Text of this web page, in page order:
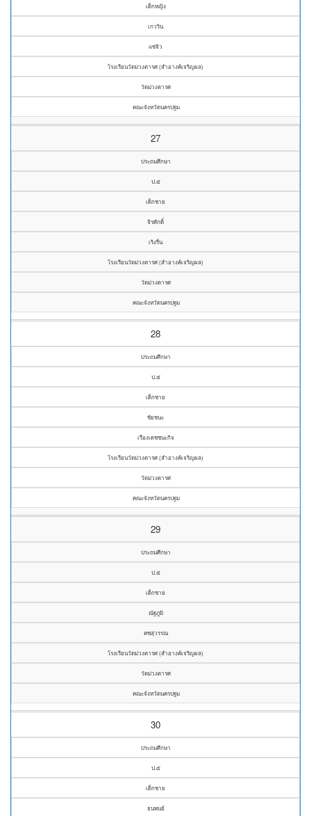
เด็กหญิง
เกวริน
แซ่จิว
โรงเรียนวัดม่วงตารศ (สำอางค์เจริญผล)
วัดม่วงตารศ
คณะจังหวัดนครปฐม
27
ประถมศึกษา
ป.๕
เด็กชาย
จิรศักดิ์
เริงรื่น
โรงเรียนวัดม่วงตารศ (สำอางค์เจริญผล)
วัดม่วงตารศ
คณะจังหวัดนครปฐม
28
ประถมศึกษา
ป.๕
เด็กชาย
ชัยชนะ
เรืองเดชชนะกิจ
โรงเรียนวัดม่วงตารศ (สำอางค์เจริญผล)
วัดม่วงตารศ
คณะจังหวัดนครปฐม
29
ประถมศึกษา
ป.๕
เด็กชาย
ณัฐภูมิ
คชสุวรรณ
โรงเรียนวัดม่วงตารศ (สำอางค์เจริญผล)
วัดม่วงตารศ
คณะจังหวัดนครปฐม
30
ประถมศึกษา
ป.๕
เด็กชาย
ธนพนธ์